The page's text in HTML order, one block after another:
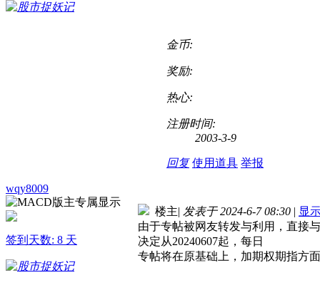
金币:
奖励:
热心:
注册时间:
2003-3-9
回复 使用道具 举报
wqy8009
签到天数: 8 天
楼主| 发表于 2024-6-7 08:30 | 显
由于专帖被网友转发与利用，直接
决定从20240607起，每日
专帖将在原基础上，加期权期指方